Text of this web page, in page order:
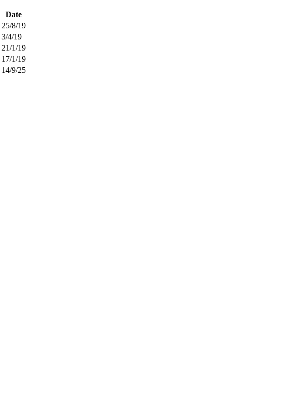
Date
25/8/19
3/4/19
21/1/19
17/1/19
14/9/25